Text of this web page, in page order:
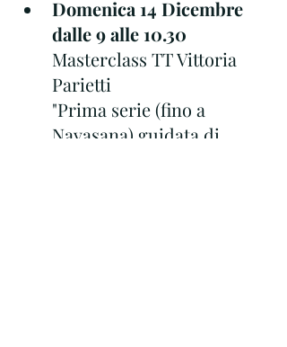
Domenica 14 Dicembre
dalle 9 alle 10.30
Masterclass TT Vittoria
Parietti
"Prima serie (fino a
Navasana) guidata di